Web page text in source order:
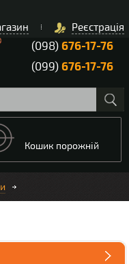
Реєстрація
(098)676-17-76
(099)676-17-76
Кошик порожній